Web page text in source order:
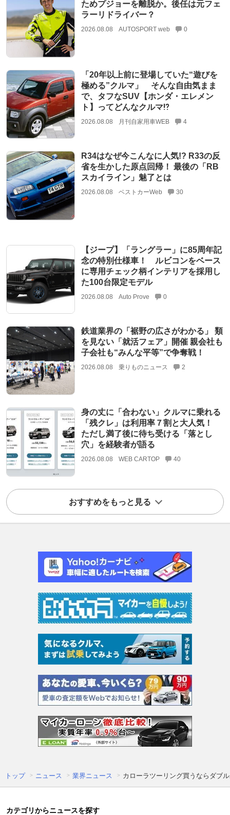
ためプジョーを離脱か。後任は元フェ
ラーリドライバー？
2026.08.08 AUTOSPORT web 0
「20年以上前に登場していた“遊びを
極める”クルマ」 そんな自由気まま
で、タフなSUV【ホンダ・エレメン
ト】ってどんなクルマ⁉︎
2026.08.08 月刊自家用車WEB 4
R34はなぜ今こんなに人気!? R33の反
省を生かした原点回帰！ 最後の「RB
スカイライン」魅了とは
2026.08.08 ベストカーWeb 30
【ジープ】「ラングラー」に85周年記
念の特別仕様車！ ルビコンをベース
に専用チェック柄インテリアを採用し
た100台限定モデル
2026.08.08 Auto Prove 0
鉄道業界の「裾野の広さがわかる」 類
を見ない「就活フェア」開催 親会社も
子会社も“みんな平等”で争奪戦！
2026.08.08 乗りものニュース 2
身の丈に「合わない」クルマに乗れる
「残クレ」は利用率７割と大人気！
ただし満了後に待ち受ける「落とし
穴」を経験者が語る
2026.08.08 WEB CARTOP 40
おすすめをもっと見る
トップ ニュース 業界ニュース カローラツーリング買うならダブ
カテゴリからニュースを探す